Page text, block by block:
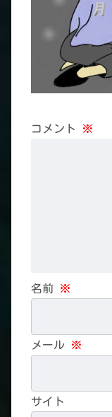
コメント ※
名前 ※
メール ※
サイト